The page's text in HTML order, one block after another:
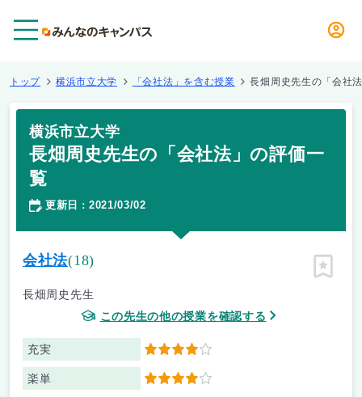
トップ 横浜市立大学 「会社法」を含む授業 長畑周史先生の「会社
横浜市立大学
長畑周史先生の「会社法」の評価一
覧
更新日 ： 2021/03/02
会社法(18)
長畑周史先生
この先生の他の授業を確認する
充実 4
楽単 4
ピン留